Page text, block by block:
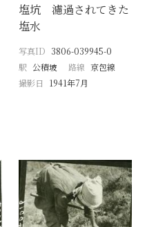
塩坑 濾過されてきた
塩水
写真ID 3806-039945-0
駅 公積坡 路線 京包線
撮影日
1941年7月